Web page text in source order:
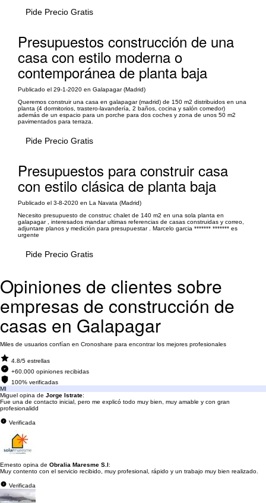
Pide Precio Gratis
Presupuestos construcción de una
casa con estilo moderna o
contemporánea de planta baja
Publicado el 29-1-2020 en Galapagar (Madrid)
Queremos construir una casa en galapagar (madrid) de 150 m2 distribuidos en una
planta (4 dormitorios, trastero-lavandería, 2 baños, cocina y salón comedor)
además de un espacio para un porche para dos coches y zona de unos 50 m2
pavimentados para terraza.
Pide Precio Gratis
Presupuestos para construir casa
con estilo clásica de planta baja
Publicado el 3-8-2020 en La Navata (Madrid)
Necesito presupuesto de construc chalet de 140 m2 en una sola planta en
galapagar , interesados mandar ultimas referencias de casas construidas y correo,
adjuntare planos y medición para presupuestar . Marcelo garcia ******* ******* es
urgente
Pide Precio Gratis
Opiniones de clientes sobre
empresas de construcción de
casas en Galapagar
Miles de usuarios confían en Cronoshare para encontrar los mejores profesionales
4.8/5 estrellas
+60.000 opiniones recibidas
100% verificadas
MI
Miguel opina de Jorge Istrate:
Fue una de contacto inicial, pero me explicó todo muy bien, muy amable y con gran
profesionalidd
Verificada
Ernesto opina de Obralia Maresme S.l:
Muy contento con el servicio recibido, muy profesional, rápido y un trabajo muy bien realizado.
Verificada